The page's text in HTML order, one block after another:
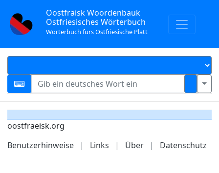
Oostfräisk Woordenbauk
Ostfriesisches Wörterbuch
Wörterbuch fürs Ostfriesische Platt
oostfraeisk.org
Benutzerhinweise
| Links | Über | Datenschutz